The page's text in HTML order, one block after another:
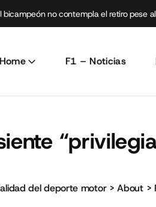
bicampeón no contempla el retiro pese
Home F1 – Noticias
del deporte motor>About>